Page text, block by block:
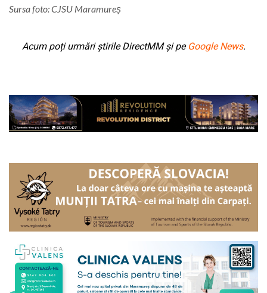
Sursa foto: CJSU Maramureș
Acum poți urmări știrile DirectMM și pe Google News.